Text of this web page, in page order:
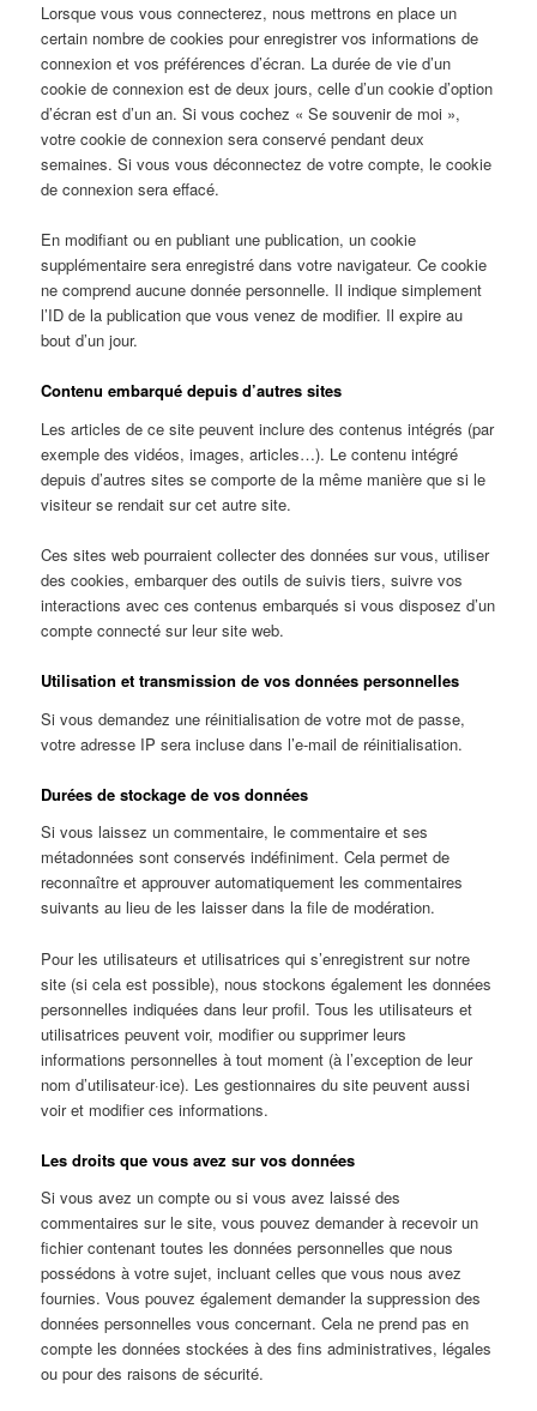
Lorsque vous vous connecterez, nous mettrons en place un
certain nombre de cookies pour enregistrer vos informations de
connexion et vos préférences d’écran. La durée de vie d’un
cookie de connexion est de deux jours, celle d’un cookie d’option
d’écran est d’un an. Si vous cochez « Se souvenir de moi »,
votre cookie de connexion sera conservé pendant deux
semaines. Si vous vous déconnectez de votre compte, le cookie
de connexion sera effacé.
En modifiant ou en publiant une publication, un cookie
supplémentaire sera enregistré dans votre navigateur. Ce cookie
ne comprend aucune donnée personnelle. Il indique simplement
l’ID de la publication que vous venez de modifier. Il expire au
bout d’un jour.
Contenu embarqué depuis d’autres sites
Les articles de ce site peuvent inclure des contenus intégrés (par
exemple des vidéos, images, articles…). Le contenu intégré
depuis d’autres sites se comporte de la même manière que si le
visiteur se rendait sur cet autre site.
Ces sites web pourraient collecter des données sur vous, utiliser
des cookies, embarquer des outils de suivis tiers, suivre vos
interactions avec ces contenus embarqués si vous disposez d’un
compte connecté sur leur site web.
Utilisation et transmission de vos données personnelles
Si vous demandez une réinitialisation de votre mot de passe,
votre adresse IP sera incluse dans l’e-mail de réinitialisation.
Durées de stockage de vos données
Si vous laissez un commentaire, le commentaire et ses
métadonnées sont conservés indéfiniment. Cela permet de
reconnaître et approuver automatiquement les commentaires
suivants au lieu de les laisser dans la file de modération.
Pour les utilisateurs et utilisatrices qui s’enregistrent sur notre
site (si cela est possible), nous stockons également les données
personnelles indiquées dans leur profil. Tous les utilisateurs et
utilisatrices peuvent voir, modifier ou supprimer leurs
informations personnelles à tout moment (à l’exception de leur
nom d’utilisateur·ice). Les gestionnaires du site peuvent aussi
voir et modifier ces informations.
Les droits que vous avez sur vos données
Si vous avez un compte ou si vous avez laissé des
commentaires sur le site, vous pouvez demander à recevoir un
fichier contenant toutes les données personnelles que nous
possédons à votre sujet, incluant celles que vous nous avez
fournies. Vous pouvez également demander la suppression des
données personnelles vous concernant. Cela ne prend pas en
compte les données stockées à des fins administratives, légales
ou pour des raisons de sécurité.